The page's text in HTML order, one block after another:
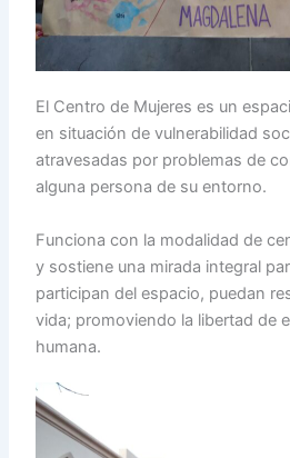
El Centro de Mujeres es un
en situación de vulnerabilidad
atravesadas por problemas de
alguna persona de su entorno.
Funciona con la modalidad de
y sostiene una mirada integral
participan del espacio, puedan
vida; promoviendo la libertad de
humana.